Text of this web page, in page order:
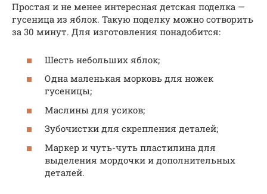
Простая и не менее интересная детская поделка —
гусеница из яблок. Такую поделку можно сотворить
за 30 минут. Для изготовления понадобится:
Шесть небольших яблок;
Одна маленькая морковь для ножек
гусеницы;
Маслины для усиков;
Зубочистки для скрепления деталей;
Маркер и чуть-чуть пластилина для
выделения мордочки и дополнительных
деталей.